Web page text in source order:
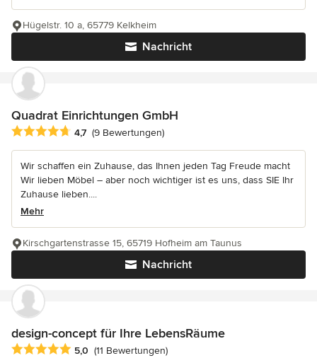
Nachricht
Hügelstr. 10 a, 65779 Kelkheim
Quadrat Einrichtungen GmbH
Durchschnittliche Bewertung: 4.7 von 5 Sternen
4,7 (9 Bewertungen)
Wir schaffen ein Zuhause, das Ihnen jeden Tag Freude macht
Wir lieben Möbel – aber noch wichtiger ist es uns, dass SIE Ihr
Zuhause lieben....
Mehr
Nachricht
Kirschgartenstrasse 15, 65719 Hofheim am Taunus
design-concept für Ihre LebensRäume
Durchschnittliche Bewertung: 5 von 5 Sternen
5,0 (11 Bewertungen)